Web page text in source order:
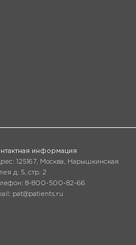
информация
125167, Москва, Нарышкинская
д. 5, стр. 2
8-800-500-82-66
pat@patients.ru